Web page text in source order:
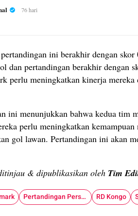
76 hari
ini berakhir dengan
dan pertandingan berakhir dengan
perlu meningkatkan kinerja mereka
ini menunjukkan bahwa kedua tim
perlu meningkatkan
gol lawan. Pertandingan ini akan
& dipublikasikan oleh Tim
Pertandingan Persahabatan RD Kongo